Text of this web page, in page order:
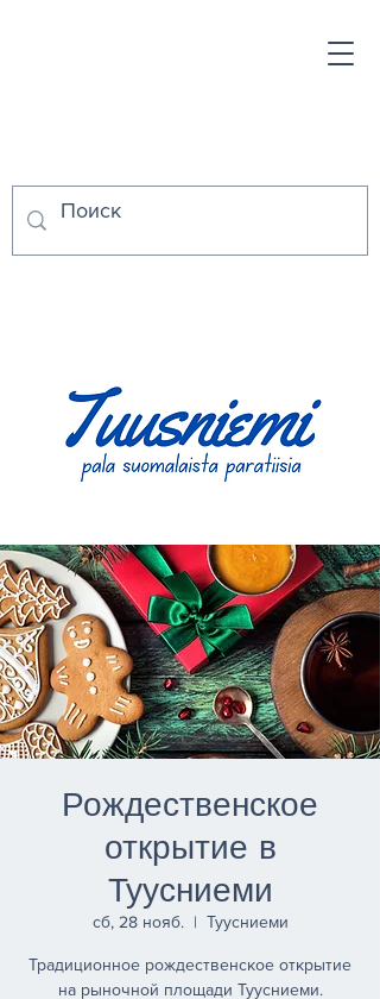
Рождественское
открытие в
Туусниеми
сб, 28 нояб.
  |
Туусниеми
Традиционное рождественское открытие
на рыночной площади Туусниеми.